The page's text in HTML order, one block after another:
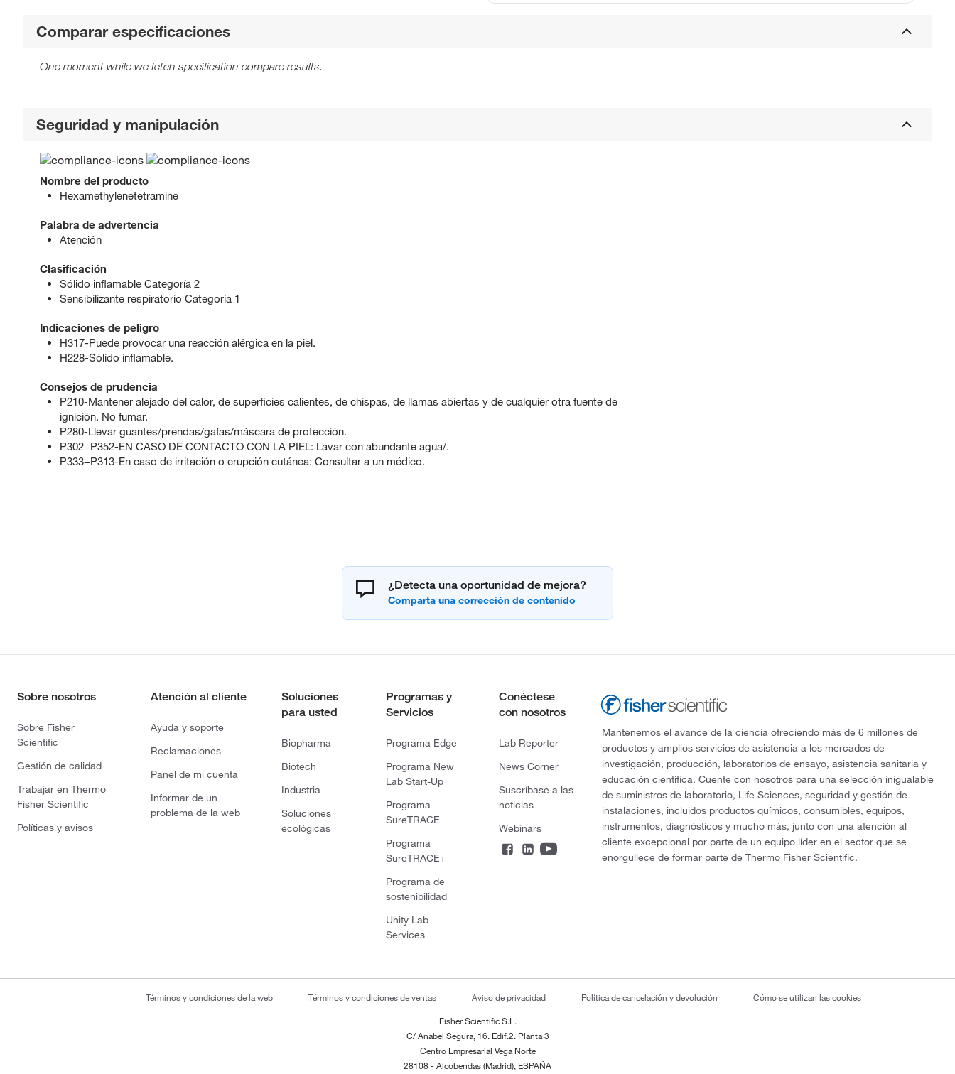
Comparar especificaciones
One moment while we fetch specification compare results.
Seguridad y manipulación
Nombre del producto
Hexamethylenetetramine
Palabra de advertencia
Atención
Clasificación
Sólido inflamable Categoría 2
Sensibilizante respiratorio Categoría 1
Indicaciones de peligro
H317-Puede provocar una reacción alérgica en la piel.
H228-Sólido inflamable.
Consejos de prudencia
P210-Mantener alejado del calor, de superficies calientes, de chispas, de llamas abiertas y de cualquier otra fuente de
ignición. No fumar.
P280-Llevar guantes/prendas/gafas/máscara de protección.
P302+P352-EN CASO DE CONTACTO CON LA PIEL: Lavar con abundante agua/.
P333+P313-En caso de irritación o erupción cutánea: Consultar a un médico.
¿Detecta una oportunidad de mejora?
Sobre nosotros
Sobre Fisher
Scientific
Gestión de calidad
Trabajar en Thermo
Fisher Scientific
Políticas y avisos
Atención al cliente
Ayuda y soporte
Reclamaciones
Panel de mi cuenta
Informar de un
problema de la web
Soluciones
para usted
Biopharma
Biotech
Industria
Soluciones
ecológicas
Programas y
Servicios
Programa Edge
Programa New
Lab Start-Up
Programa
SureTRACE
Programa
SureTRACE+
Programa de
sostenibilidad
Unity Lab
Services
Conéctese
con nosotros
Lab Reporter
News Corner
Suscríbase a las
noticias
Webinars
Mantenemos el avance de la ciencia ofreciendo más de 6 millones de
productos y amplios servicios de asistencia a los mercados de
investigación, producción, laboratorios de ensayo, asistencia sanitaria y
educación científica. Cuente con nosotros para una selección inigualable
de suministros de laboratorio, Life Sciences, seguridad y gestión de
instalaciones, incluidos productos químicos, consumibles, equipos,
instrumentos, diagnósticos y mucho más, junto con una atención al
cliente excepcional por parte de un equipo líder en el sector que se
enorgullece de formar parte de Thermo Fisher Scientific.
Términos y condiciones de la web Términos y condiciones de ventas Aviso de privacidad Política de cancelación y devolución Cómo se utilizan las cookies
Fisher Scientific S.L.
C/ Anabel Segura, 16. Edif.2. Planta 3
Centro Empresarial Vega Norte
28108 - Alcobendas (Madrid), ESPAÑA